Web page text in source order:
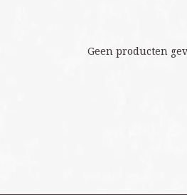
Geen producten